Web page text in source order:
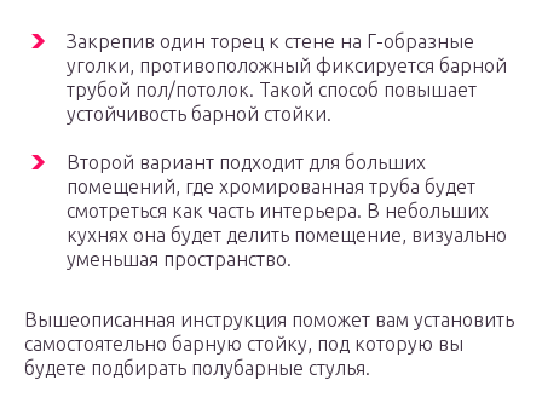
Закрепив один торец к стене на Г-образные
уголки, противоположный фиксируется барной
трубой пол/потолок. Такой способ повышает
устойчивость барной стойки.
Второй вариант подходит для больших
помещений, где хромированная труба будет
смотреться как часть интерьера. В небольших
кухнях она будет делить помещение, визуально
уменьшая пространство.
Вышеописанная инструкция поможет вам установить
самостоятельно барную стойку, под которую вы
будете подбирать полубарные стулья.